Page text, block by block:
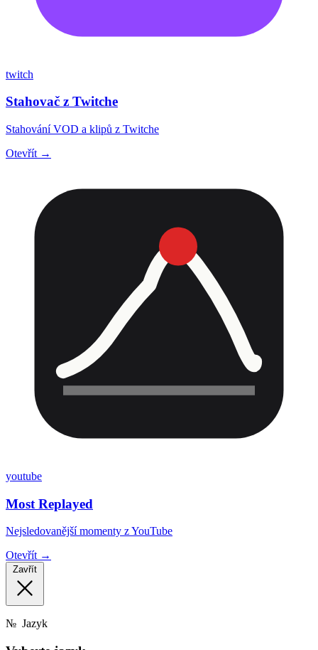
twitch
Stahovač z Twitche
Stahování VOD a klipů z Twitche
Otevřít →
youtube
Most Replayed
Nejsledovanější momenty z YouTube
Otevřít →
Zavřít
№ Jazyk